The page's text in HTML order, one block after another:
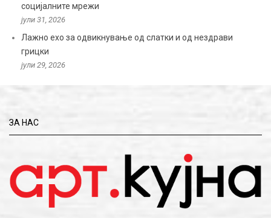
социјалните мрежи
јули 31, 2026
Лажно ехо за одвикнување од слатки и од нездрави
грицки
јули 29, 2026
ЗА НАС